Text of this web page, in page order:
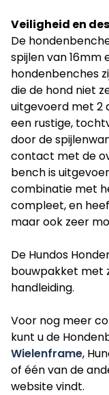
Veiligheid en
De
spijlen van 16mm
hondenbenches
die de hond niet
uitgevoerd met 2
een rustige,
door de
contact met de
bench is
combinatie met
compleet, en
maar ook zeer
De Hundos
bouwpakket met
handleiding.
Voor nog meer
kunt u de
Wielenframe,
of één van de
website vindt.